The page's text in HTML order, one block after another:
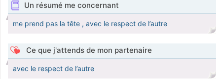
Un résumé me concernant
me prend pas la tête , avec le respect de l’autre
Ce que j'attends de mon partenaire
avec le respect de l’autre